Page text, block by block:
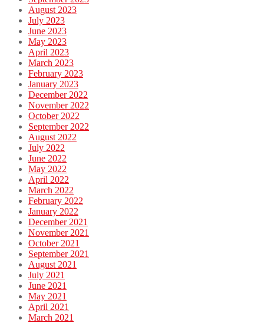
August 2023
July 2023
June 2023
May 2023
April 2023
March 2023
February 2023
January 2023
December 2022
November 2022
October 2022
September 2022
August 2022
July 2022
June 2022
May 2022
April 2022
March 2022
February 2022
January 2022
December 2021
November 2021
October 2021
September 2021
August 2021
July 2021
June 2021
May 2021
April 2021
March 2021